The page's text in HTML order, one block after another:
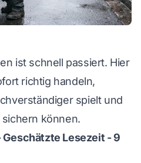
ist schnell passiert. Hier
richtig handeln,
spielt und
können.
Lesezeit - 9